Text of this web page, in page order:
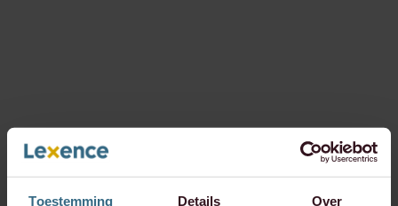
Toestemming Details Over